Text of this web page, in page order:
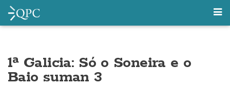
1ª Galicia: Só o Soneira e o
Baio suman 3